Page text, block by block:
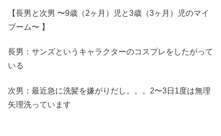
【長男と次男 〜9歳（2ヶ月）児と3歳（3ヶ月）児のマイ
ブーム〜 】
長男：サンズというキャラクターのコスプレをしたがって
いる
次男：最近急に洗髪を嫌がりだし。。。2〜3日1度は無理
矢理洗っています